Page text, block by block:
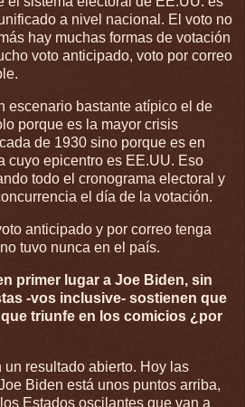
a nivel nacional. El voto no
hay muchas formas de votación
voto anticipado, voto por correo
escenario bastante atípico el de
porque es la mayor crisis
de 1930 sino porque es en
cuyo epicentro es EE.UU. Eso
todo el cronograma electoral y
el día de la votación.
anticipado y por correo tenga
tuvo nunca en el país.
primer lugar a Joe Biden, sin
-vos inclusive- sostienen que
triunfe en los comicios ¿por
resultado abierto. Hoy las
Biden está unos puntos arriba,
Estados oscilantes que van a